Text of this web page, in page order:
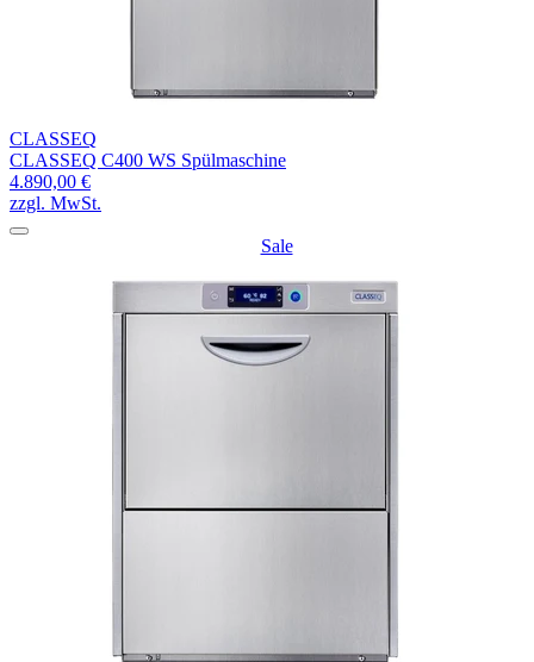
CLASSEQ
CLASSEQ C400 WS Spülmaschine
4.890,00 €
zzgl. MwSt.
Sale